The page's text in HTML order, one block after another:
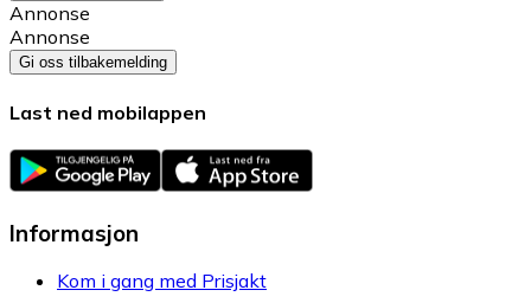
Annonse
Annonse
Gi oss tilbakemelding
Last ned mobilappen
Informasjon
Kom i gang med Prisjakt